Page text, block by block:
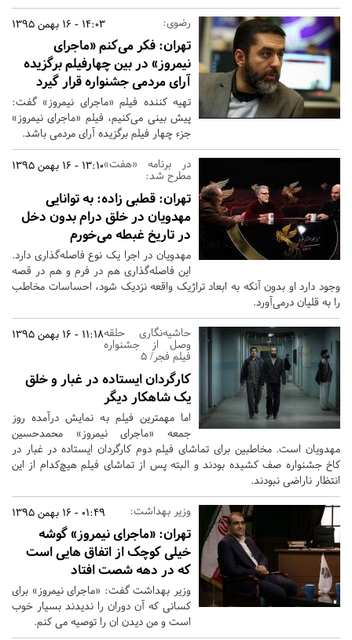
14:03 - 16 بهمن 1395 رضوی:‌
تهران: فکر می‌کنم «ماجرای
نیمروز» در بین چهارفیلم برگزیده
آرای مردمی جشنواره قرار گیرد
تهیه کننده فیلم «ماجرای نیمروز» گفت:
پیش بینی می‌کنیم، فیلم «ماجرای نیمروز»
جزء چهار فیلم برگزیده آرای مردمی باشد.
13:10 - 16 بهمن 1395در برنامه «هفت»
مطرح شد:
تهران: قطبی زاده: به توانایی
مهدویان در خلق درام بدون دخل
در تاریخ غبطه می‌خورم
مهدویان در اجرا یک نوع فاصله‌گذاری دارد.
این فاصله‌گذاری هم در فرم و هم در قصه
وجود دارد او بدون آنکه به ابعاد تراژیک واقعه نزدیک شود، احساسات مخاطب
را به قلیان درمی‌آورد.
11:18 - 16 بهمن 1395حاشیه‌نگاری حلقه
وصل از جشنواره
فیلم فجر/ 5
کارگردان ایستاده در غبار و خلق
یک شاهکار دیگر
اما مهمترین فیلم به نمایش درآمده روز
جمعه «ماجرای نیمروز» محمدحسین
مهدویان است. مخاطبین برای تماشای فیلم دوم کارگردان ایستاده در غبار در
کاخ جشنواره صف کشیده بودند و البته پس از تماشای فیلم هیچ‌کدام از این
انتظار ناراضی نبودند.
01:49 - 16 بهمن 1395 وزیر بهداشت:
تهران: «ماجرای نیمروز» گوشه
خیلی کوچک از اتفاق هایی است
که در دهه شصت افتاد
وزیر بهداشت گفت: «ماجرای نیمروز» برای
کسانی که آن دوران را ندیدند بسیار خوب
است و من دیدن ان را توصیه می کنم.